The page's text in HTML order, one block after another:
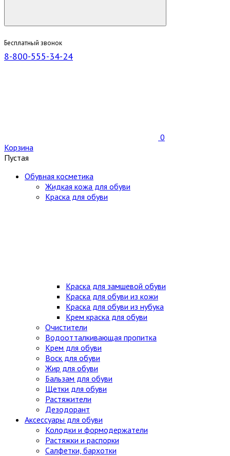
Бесплатный звонок
8-800-555-34-24
0
Корзина
Пустая
Обувная косметика
Жидкая кожа для обуви
Краска для обуви
Краска для замшевой обуви
Краска для обуви из кожи
Краска для обуви из нубука
Крем краска для обуви
Очистители
Водоотталкивающая пропитка
Крем для обуви
Воск для обуви
Жир для обуви
Бальзам для обуви
Щетки для обуви
Растяжители
Дезодорант
Аксессуары для обуви
Колодки и формодержатели
Растяжки и распорки
Салфетки, бархотки